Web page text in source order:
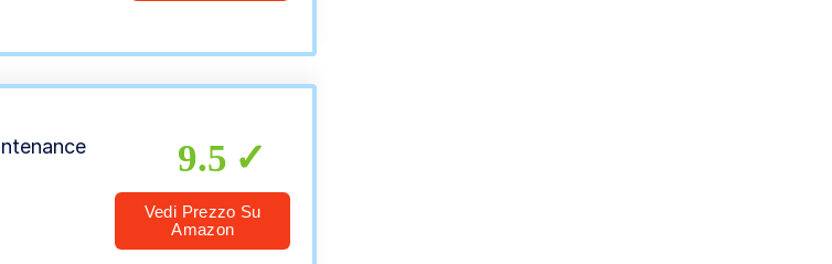
9.5
Vedi Prezzo Su
Amazon